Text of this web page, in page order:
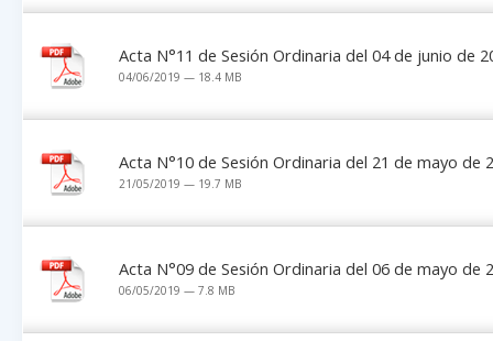
Acta N°11 de Sesión Ordinaria del 04 de junio de
04/06/2019 — 18.4 MB
Acta N°10 de Sesión Ordinaria del 21 de mayo de
21/05/2019 — 19.7 MB
Acta N°09 de Sesión Ordinaria del 06 de mayo de
06/05/2019 — 7.8 MB